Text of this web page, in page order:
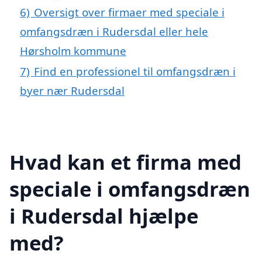
6) Oversigt over firmaer med speciale i
omfangsdræn i Rudersdal eller hele
Hørsholm kommune
7) Find en professionel til omfangsdræn i
byer nær Rudersdal
Hvad kan et firma med
speciale i omfangsdræn
i Rudersdal hjælpe
med?